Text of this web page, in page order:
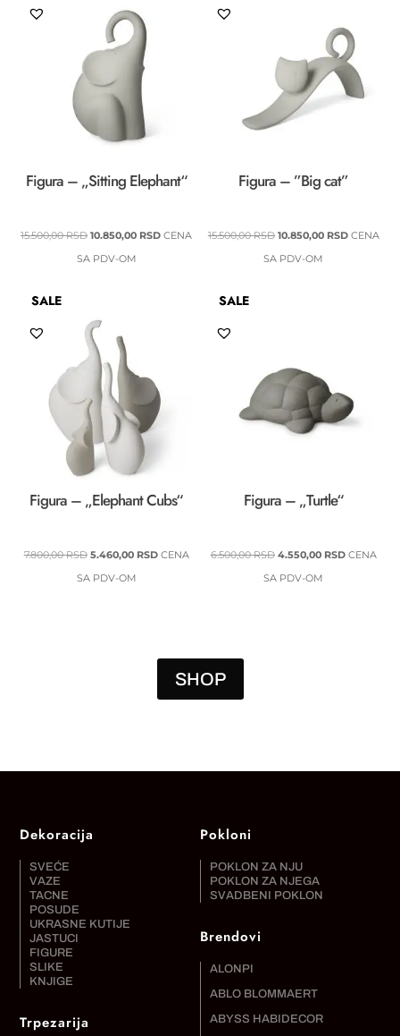
Figura – „Sitting Elephant“
15.500,00RSD ORIGINALNA
CENA
15.500,00 RSD.
10.850,00 RSDTRENUTNA
10.850,00 RSD.
CENA
SA PDV-OM
Figura – ”Big cat”
15.500,00RSD ORIGINALNA
CENA
10.850,00 RSD CENA
SA PDV-OM
SALE
Figura – „Elephant Cubs“
7.800,00RSD ORIGINALNA
CENA
5.460,00 RSDTRENUTNA
CENA
SA PDV-OM
SALE
Figura – „Turtle“
6.500,00RSD ORIGINALNA
CENA
4.550,00 RSDTRENUTNA
CENA
SA PDV-OM
SHOP
Dekoracija
SVEĆE
VAZE
TACNE
POSUDE
UKRASNE KUTIJE
JASTUCI
FIGURE
SLIKE
KNJIGE
Trpezarija
Pokloni
POKLON ZA NJU
POKLON ZA NJEGA
SVADBENI POKLON
Brendovi
ALONPI
ABLO BLOMMAERT
ABYSS HABIDECOR